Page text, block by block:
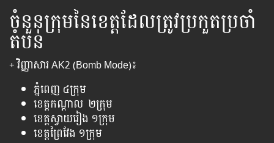
ចំនួនក្រុមនៃខេត្តដែលត្រូវប្រកួតប្រចាំ
តំបន់
+ វិញ្ញាសារ AK2 (Bomb Mode)៖
ភ្នំពេញ ៤ក្រុម
ខេត្តកណ្ដាល ២ក្រុម
ខេត្តស្វាយរៀង ១ក្រុម
ខេត្ត​ព្រៃវែង ១ក្រុម